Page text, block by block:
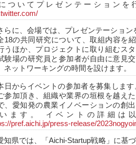
ついてプレゼンテーションを
に、会場では、プレゼンテーション
18の共同研究について、取組内容を
うほか、プロジェクトに取り組むス
験場の研究員と参加者が自由に意見
ネットワーキングの時間を設けます。
からイベントの参加者を募集しま
参加頂き、組織や業界の垣根を越え
、愛知発の農業イノベーションの創
ます。 イベントの詳細は
pref.aichi.jp/press-release/
県では、「Aichi-Startup戦略」に基